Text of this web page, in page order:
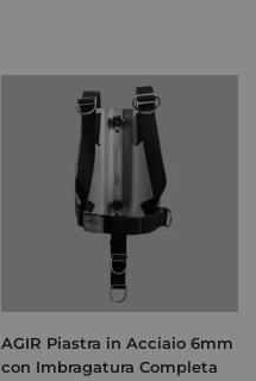
AGIR Piastra in Acciaio 6mm
con Imbragatura Completa